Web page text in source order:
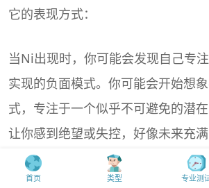
它的表现方式：
当Ni出现时，你可能会发现自己专
实现的负面模式。你可能会开始想
式，专注于一个似乎不可避免的潜
让你感到绝望或失控，好像未来充
运。例如，如果你正在处理一个不
能会确信它会以糟糕的方式结束，
首页 类型 专业测